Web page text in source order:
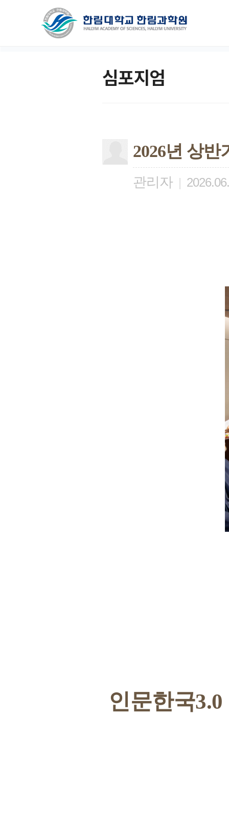
심포지엄
2026년 상
관리자 |
인문한국